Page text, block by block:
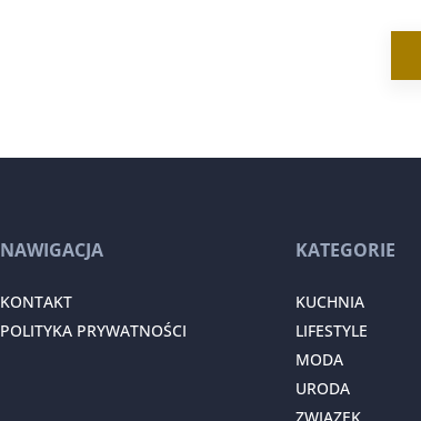
NAWIGACJA
KONTAKT
POLITYKA PRYWATNOŚCI
KATEGORIE
KUCHNIA
LIFESTYLE
MODA
URODA